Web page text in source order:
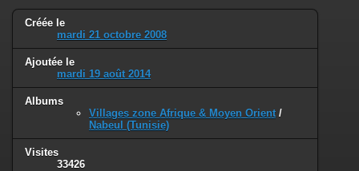
Créée le
mardi 21 octobre 2008
Ajoutée le
mardi 19 août 2014
Albums
Villages zone Afrique & Moyen Orient /
Nabeul (Tunisie)
Visites
33426